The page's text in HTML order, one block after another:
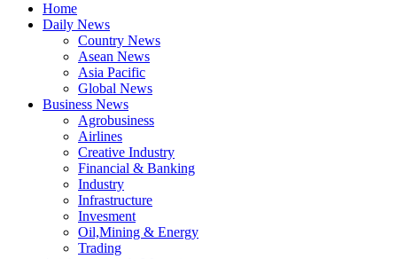
Home
Daily News
Country News
Asean News
Asia Pacific
Global News
Business News
Agrobusiness
Airlines
Creative Industry
Financial & Banking
Industry
Infrastructure
Invesment
Oil,Mining & Energy
Trading